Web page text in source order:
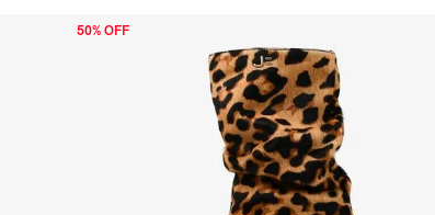
50% OFF